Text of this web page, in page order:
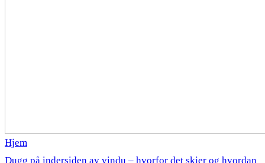
Hjem
Dugg på indersiden av vindu – hvorfor det skjer og hvordan